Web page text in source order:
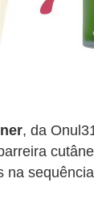
, da
na